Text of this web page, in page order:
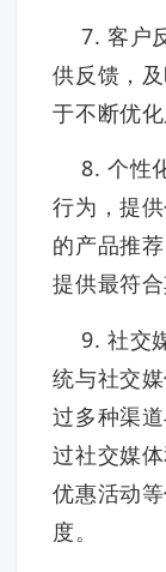
7. 客户
供反馈，
于不断优化
8. 个性
行为，提
的产品推
提供最符
9. 社交
统与社交
过多种渠
过社交媒
优惠活动
度。